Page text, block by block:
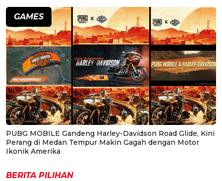
GAMES
PUBG MOBILE Gandeng Harley-Davidson Road Glide, Kini
Perang di Medan Tempur Makin Gagah dengan Motor
Ikonik Amerika
BERITA PILIHAN